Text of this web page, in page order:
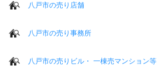
八戸市の売り店舗
八戸市の売り事務所
八戸市の売りビル・ 一棟売マンション等